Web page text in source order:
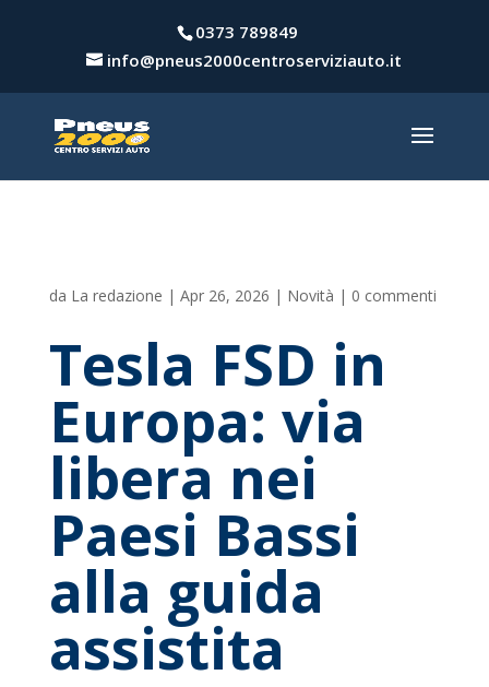
0373 789849
info@pneus2000centroserviziauto.it
da La redazione | Apr 26, 2026 | Novità | 0 commenti
Tesla FSD in
Europa: via
libera nei
Paesi Bassi
alla guida
assistita